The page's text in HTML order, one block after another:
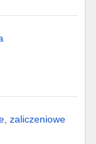
zaliczeniowe